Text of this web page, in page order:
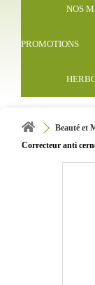
NOS
PROMOTIONS
Beauté et
Correcteur anti